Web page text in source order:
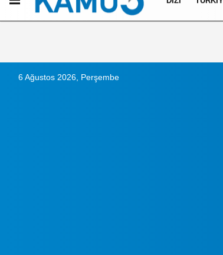
İletişim Çerez Politikası
6 Ağustos 2026, Perşembe